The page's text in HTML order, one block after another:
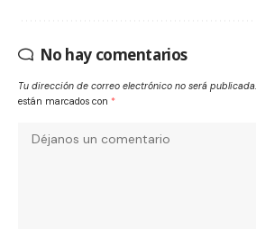
No hay comentarios
Tu dirección de correo electrónico no será publicada.
están marcados con *